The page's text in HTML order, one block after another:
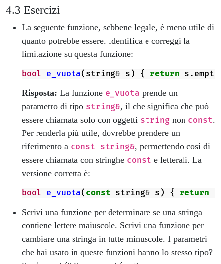
Esercizi
La seguente funzione, sebbene legale, è meno utile di
quanto potrebbe essere. Identifica e correggi la
limitazione su questa funzione:
bool e_vuota( string& s ) { return s . empty
Risposta: La funzione e_vuota prende un
parametro di tipo string&, il che significa che può
essere chiamata solo con oggetti string non const.
Per renderla più utile, dovrebbe prendere un
riferimento a const string&, permettendo così di
essere chiamata con stringhe const e letterali. La
versione corretta è:
bool e_vuota( const string& s ) { return s
Scrivi una funzione per determinare se una stringa
contiene lettere maiuscole. Scrivi una funzione per
cambiare una stringa in tutte minuscole. I parametri
che hai usato in queste funzioni hanno lo stesso tipo?